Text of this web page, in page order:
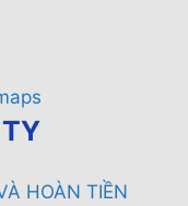
HOÀN TIỀN